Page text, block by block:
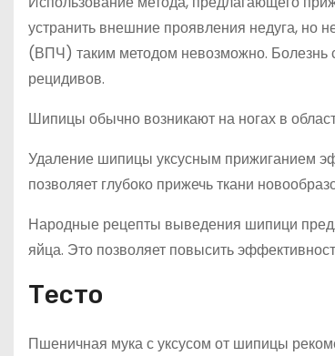
устранить внешние проявления недуга, но
(ВПЧ) таким методом невозможно. Болезнь
рецидивов.
Шипицы обычно возникают на ногах в
Удаление шипицы уксусным прижиганием
позволяет глубоко прижечь ткани
Народные рецепты выведения шипици
яйца. Это позволяет повысить
Тесто
Пшеничная мука с уксусом от шипицы